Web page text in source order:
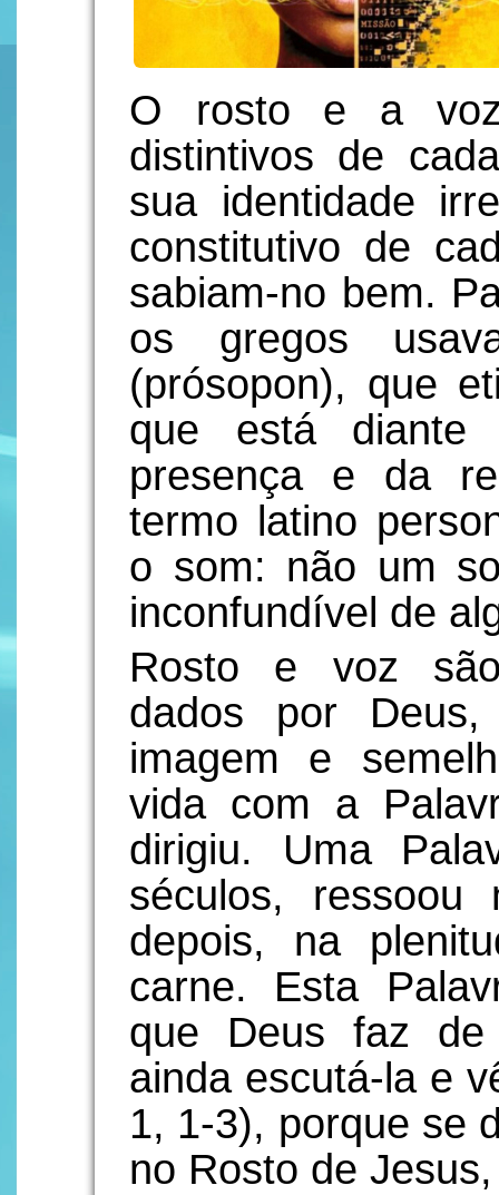
O rosto e a
distintivos de
sua identidade
constitutivo de
sabiam-no bem.
os gregos
(prósopon), que
que está
presença e da
termo latino
o som: não um
inconfundível de
Rosto e voz
dados por
imagem e
vida com a
dirigiu. Uma
séculos,
depois, na
carne. Esta
que Deus faz
ainda escutá-la e
1, 1-3), porque se
no Rosto de